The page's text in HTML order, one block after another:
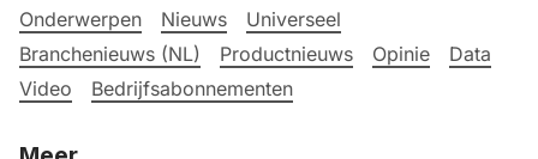
Onderwerpen Nieuws
Universeel
Branchenieuws (NL)
Productnieuws Opinie
Data
Video
Bedrijfsabonnementen